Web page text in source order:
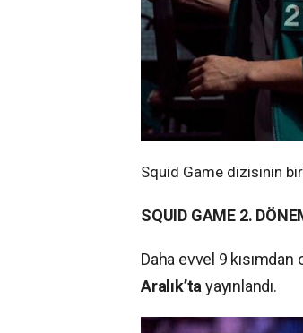
Squid Game dizisinin
SQUID GAME 2.
Daha evvel 9
Aralık’ta yayınlandı.